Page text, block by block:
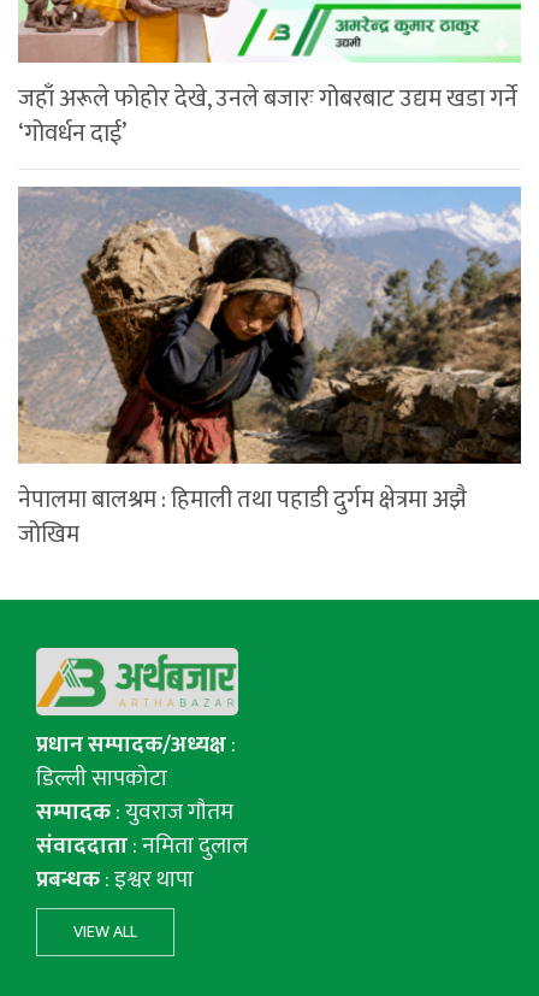
जहाँ अरूले फोहोर देखे, उनले बजारः गोबरबाट उद्यम खडा गर्ने
‘गोवर्धन दाई’
नेपालमा बालश्रम : हिमाली तथा पहाडी दुर्गम क्षेत्रमा अझै
जोखिम
प्रधान सम्पादक/अध्यक्ष:
डिल्ली सापकोटा
सम्पादक: युवराज गाैतम
संवाददाता: नमिता दुलाल
प्रबन्धक: इश्वर थापा
VIEW ALL